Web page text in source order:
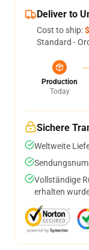
Deliver to
Cost to ship:
Standard -
Production
Today
Sichere
Weltweite
Vollständige
erhalten